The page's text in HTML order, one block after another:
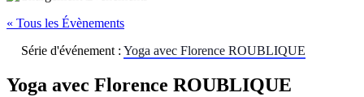
« Tous les Évènements
Série d'événement : Yoga avec Florence ROUBLIQUE
Yoga avec Florence ROUBLIQUE